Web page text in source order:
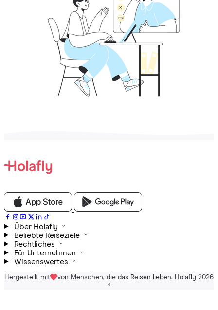
Über Holafly
Beliebte Reiseziele
Rechtliches
Für Unternehmen
Wissenswertes
Hergestellt mit von Menschen, die das Reisen lieben. Holafly 2026
®